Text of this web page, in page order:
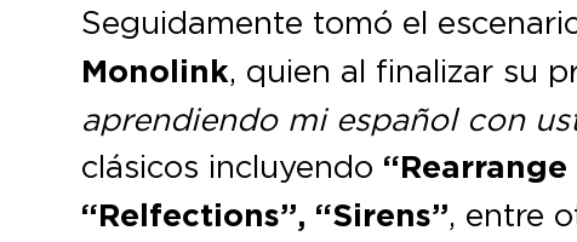
Seguidamente tomó el
Monolink, quien al finalizar su
aprendiendo mi español con
clásicos incluyendo
“Relfections”, “Sirens”, entre